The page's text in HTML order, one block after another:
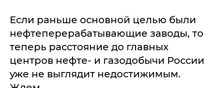
Если раньше основной целью были
нефтеперерабатывающие заводы, то
теперь расстояние до главных
центров нефте- и газодобычи России
уже не выглядит недостижимым.